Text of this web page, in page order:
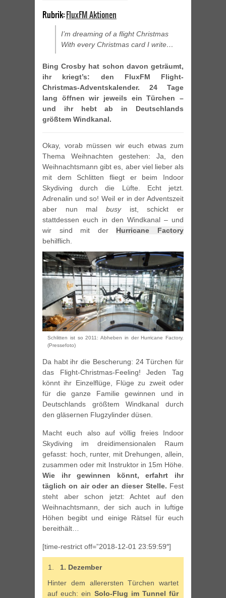
Rubrik:FluxFM Aktionen
I’m dreaming of a flight Christmas
With every Christmas card I write…
Bing Crosby hat schon davon geträumt,
ihr kriegt’s: den FluxFM Flight-
Christmas-Adventskalender. 24 Tage
lang öffnen wir jeweils ein Türchen –
und ihr hebt ab in Deutschlands
größtem Windkanal.
Okay, vorab müssen wir euch etwas zum
Thema Weihnachten gestehen: Ja, den
Weihnachtsmann gibt es, aber viel lieber als
mit dem Schlitten fliegt er beim Indoor
Skydiving durch die Lüfte. Echt jetzt.
Adrenalin und so! Weil er in der Adventszeit
aber nun mal busyist, schickt er
stattdessen euch in den Windkanal – und
wir sind mit der Hurricane Factory
behilflich.
Schlitten ist so 2011: Abheben in der Hurricane Factory.
(Pressefoto)
Da habt ihr die Bescherung: 24 Türchen für
das Flight-Christmas-Feeling! Jeden Tag
könnt ihr Einzelflüge, Flüge zu zweit oder
für die ganze Familie gewinnen und in
Deutschlands größtem Windkanal durch
den gläsernen Flugzylinder düsen.
Macht euch also auf völlig freies Indoor
Skydiving im dreidimensionalen Raum
gefasst: hoch, runter, mit Drehungen, allein,
zusammen oder mit Instruktor in 15m Höhe.
Wie ihr gewinnen könnt, erfahrt ihr
täglich on air oder an dieser Stelle. Fest
steht aber schon jetzt: Achtet auf den
Weihnachtsmann, der sich auch in luftige
Höhen begibt und einige Rätsel für euch
bereithält…
[time-restrict off=”2018-12-01 23:59:59″]
1. Dezember
Hinter dem allerersten Türchen wartet
auf euch: ein Solo-Flug im Tunnel für